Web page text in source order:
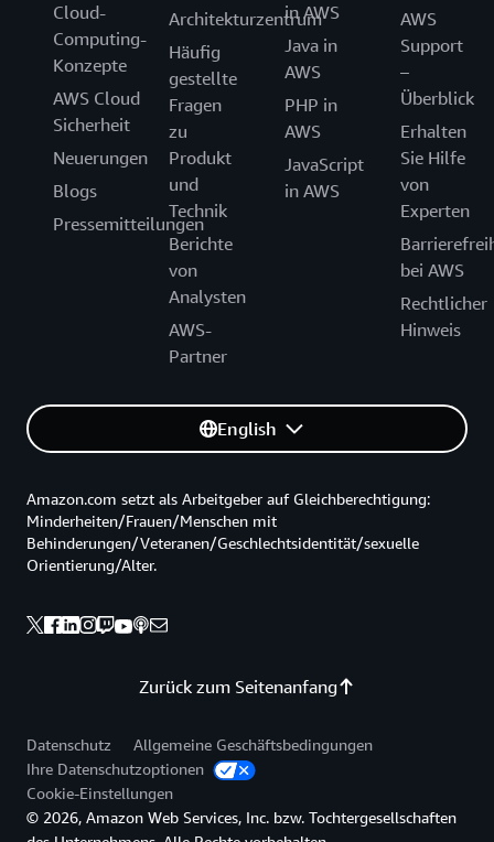
Cloud-
Computing-
Konzepte
AWS Cloud
Sicherheit
Neuerungen
Blogs
Pressemitteilungen
Architekturzentrum
Häufig
gestellte
Fragen
zu
Produkt
und
Technik
Berichte
von
Analysten
AWS-
Partner
in AWS
Java in
AWS
PHP in
AWS
JavaScript
in AWS
AWS
Support
–
Überblick
Erhalten
Sie Hilfe
von
Experten
bei AWS
Rechtlicher
Hinweis
English
Zurück zum Seitenanfang
Amazon.com setzt als Arbeitgeber auf Gleichberechtigung:
Minderheiten/Frauen/Menschen mit
Behinderungen/Veteranen/Geschlechtsidentität/sexuelle
Orientierung/Alter.
Datenschutz
Allgemeine Geschäftsbedingungen
Ihre Datenschutzoptionen
Cookie-Einstellungen
© 2026, Amazon Web Services, Inc. bzw. Tochtergesellschaften